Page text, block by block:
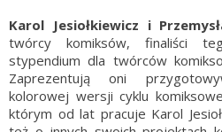
Karol Jesiołkiewicz i
twórcy komiksów, finaliści
stypendium dla twórców
Zaprezentują oni
kolorowej wersji cyklu
którym od lat pracuje Karol